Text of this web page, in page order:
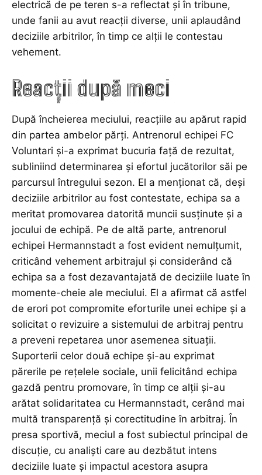
electrică de pe teren s-a reflectat și în tribune,
unde fanii au avut reacții diverse, unii aplaudând
deciziile arbitrilor, în timp ce alții le contestau
vehement.
Reacții după meci
După încheierea meciului, reacțiile au apărut rapid
din partea ambelor părți. Antrenorul echipei FC
Voluntari și-a exprimat bucuria față de rezultat,
subliniind determinarea și efortul jucătorilor săi pe
parcursul întregului sezon. El a menționat că, deși
deciziile arbitrilor au fost contestate, echipa sa a
meritat promovarea datorită muncii susținute și a
jocului de echipă. Pe de altă parte, antrenorul
echipei Hermannstadt a fost evident nemulțumit,
criticând vehement arbitrajul și considerând că
echipa sa a fost dezavantajată de deciziile luate în
momente-cheie ale meciului. El a afirmat că astfel
de erori pot compromite eforturile unei echipe și a
solicitat o revizuire a sistemului de arbitraj pentru
a preveni repetarea unor asemenea situații.
Suporterii celor două echipe și-au exprimat
părerile pe rețelele sociale, unii felicitând echipa
gazdă pentru promovare, în timp ce alții și-au
arătat solidaritatea cu Hermannstadt, cerând mai
multă transparență și corectitudine în arbitraj. În
presa sportivă, meciul a fost subiectul principal de
discuție, cu analiști care au dezbătut intens
deciziile luate și impactul acestora asupra